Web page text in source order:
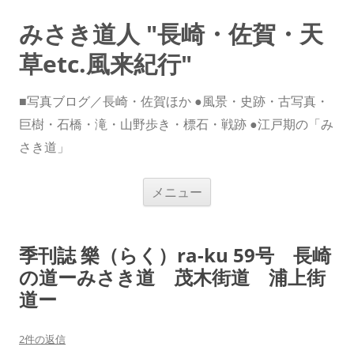
みさき道人 "長崎・佐賀・天
草etc.風来紀行"
■写真ブログ／長崎・佐賀ほか ●風景・史跡・古写真・
巨樹・石橋・滝・山野歩き・標石・戦跡 ●江戸期の「み
さき道」
メニュー
ス
キ
ッ
プ
季刊誌 樂（らく）ra-ku 59号 長崎
の道ーみさき道 茂木街道 浦上街
道ー
2件の返信